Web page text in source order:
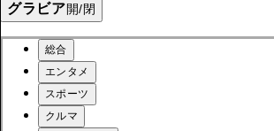
グラビア開/閉
総合
エンタメ
スポーツ
クルマ